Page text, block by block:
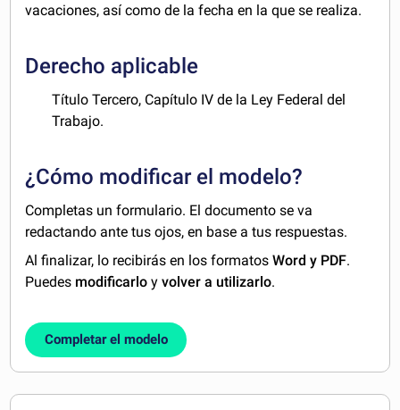
vacaciones, así como de la fecha en la que se realiza.
Derecho aplicable
Título Tercero, Capítulo IV de la Ley Federal del
Trabajo.
¿Cómo modificar el modelo?
Completas un formulario. El documento se va
redactando ante tus ojos, en base a tus respuestas.
Al finalizar, lo recibirás en los formatosWord y PDF.
Puedes modificarlo yvolver a utilizarlo.
Completar el modelo